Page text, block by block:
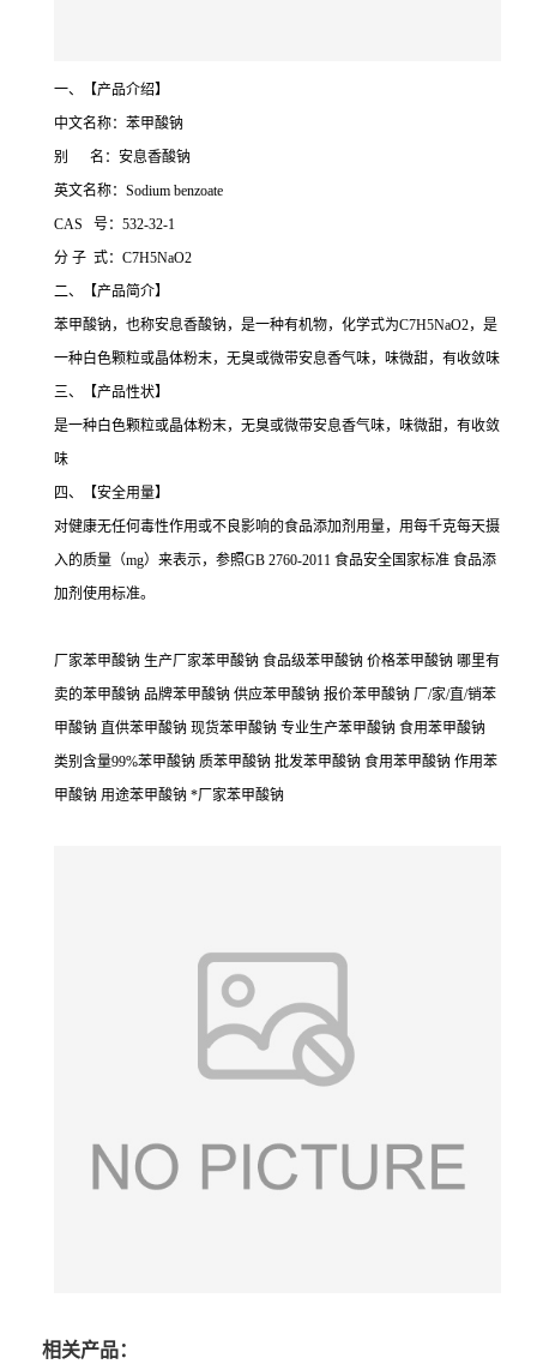
一、【产品介绍】
中文名称：苯甲酸钠
别 名：安息香酸钠
英文名称：Sodium benzoate
CAS 号：532-32-1
分 子 式：C7H5NaO2
二、【产品简介】
苯甲酸钠，也称安息香酸钠，是一种有机物，化学式为C7H5NaO2，是
一种白色颗粒或晶体粉末，无臭或微带安息香气味，味微甜，有收敛味
三、【产品性状】
是一种白色颗粒或晶体粉末，无臭或微带安息香气味，味微甜，有收敛
味
四、【安全用量】
对健康无任何毒性作用或不良影响的食品添加剂用量，用每千克每天摄
入的质量（mg）来表示，参照GB 2760-2011 食品安全国家标准 食品添
加剂使用标准。
厂家苯甲酸钠 生产厂家苯甲酸钠 食品级苯甲酸钠 价格苯甲酸钠 哪里有
卖的苯甲酸钠 品牌苯甲酸钠 供应苯甲酸钠 报价苯甲酸钠 厂/家/直/销苯
甲酸钠 直供苯甲酸钠 现货苯甲酸钠 专业生产苯甲酸钠 食用苯甲酸钠
类别含量99%苯甲酸钠 质苯甲酸钠 批发苯甲酸钠 食用苯甲酸钠 作用苯
甲酸钠 用途苯甲酸钠 *厂家苯甲酸钠
相关产品：